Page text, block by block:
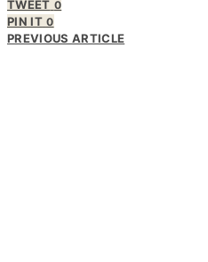
TWEET 0
PIN IT 0
PREVIOUS ARTICLE